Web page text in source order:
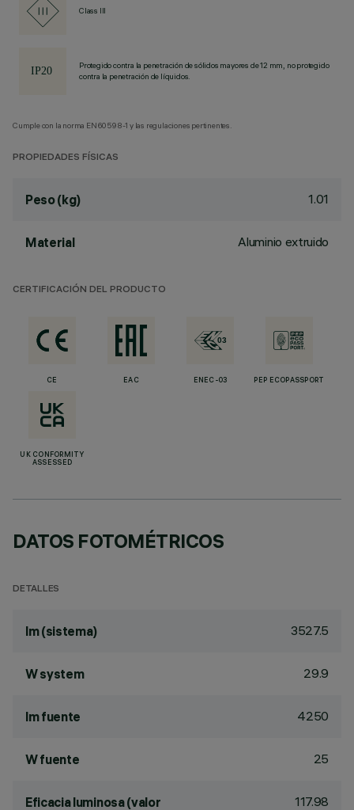
Class III
Protegido contra la penetración de sólidos mayores de 12 mm, no protegido
contra la penetración de líquidos.
Cumple con la norma EN60598-1 y las regulaciones pertinentes.
PROPIEDADES FÍSICAS
Peso (kg) 1.01
Material Aluminio extruido
CERTIFICACIÓN DEL PRODUCTO
CE EAC ENEC-03 PEP ECOPASSPORT
UK CONFORMITY
ASSESSED
DATOS FOTOMÉTRICOS
DETALLES
lm (sistema) 3527.5
W system 29.9
lm fuente 4250
W fuente 25
Eficacia luminosa (valor 117.98